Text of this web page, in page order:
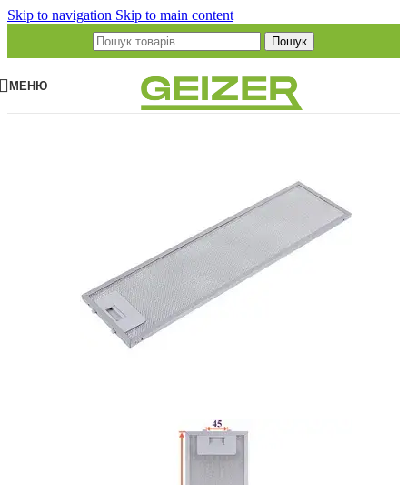
Skip to navigation Skip to main content
Пошук
МЕНЮ